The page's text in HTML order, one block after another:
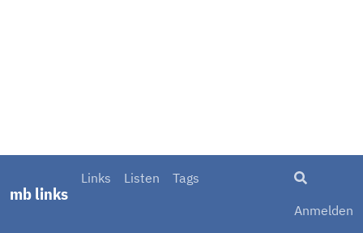
mb links
Links Listen Tags
Anmelden